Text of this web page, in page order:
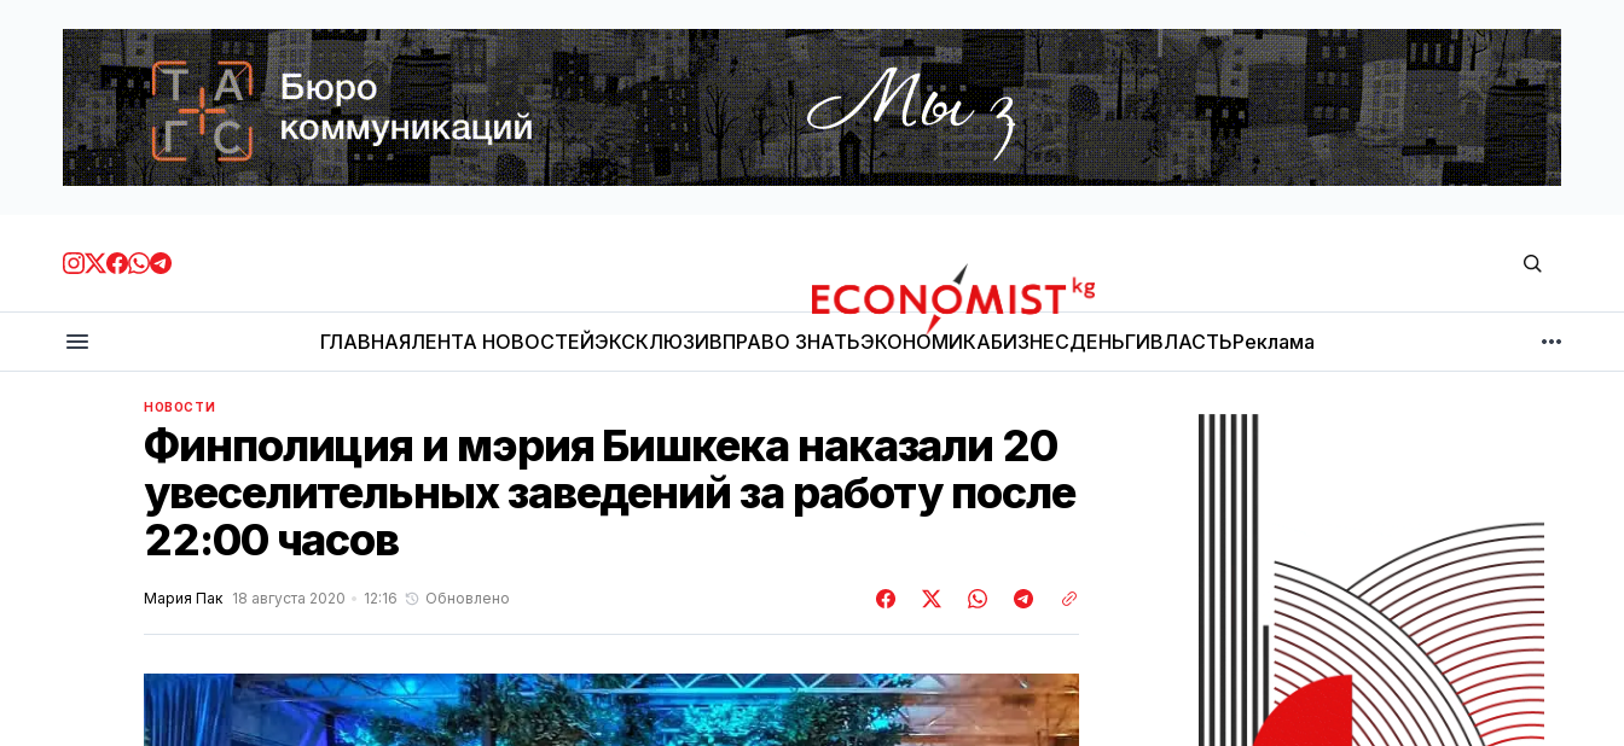
Economist.kg
ГЛАВНАЯЛЕНТА НОВОСТЕЙЭКСКЛЮЗИВПРАВО ЗНАТЬЭКОНОМИКАБИЗНЕСДЕНЬГИВЛАСТЬРеклама
МНЕНИЕ
НОВОСТИ
Финполиция и мэрия Бишкека наказали 20
увеселительных заведений за работу после
22:00 часов
Мария Пак 18 августа 2020 12:16 Обновлено